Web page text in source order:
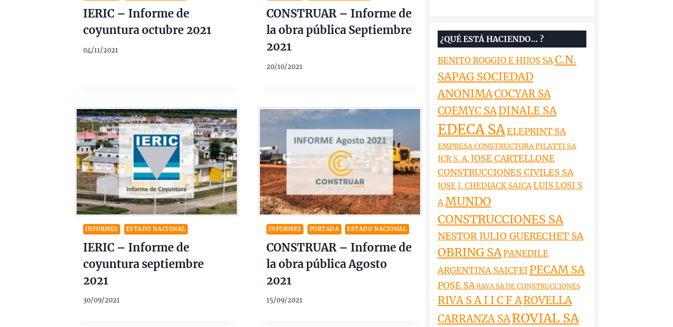
IERIC – Informe de
coyuntura octubre 2021
04/11/2021
CONSTRUAR – Informe de
la obra pública Septiembre
2021
20/10/2021
INFORMES ESTADO NACIONAL
IERIC – Informe de
coyuntura septiembre
2021
30/09/2021
INFORMES PORTADA ESTADO NACIONAL
CONSTRUAR – Informe de
la obra pública Agosto
2021
15/09/2021
¿QUÉ ESTÁ HACIENDO… ?
BENITO ROGGIO E HIJOS SAC.N.
SAPAG SOCIEDAD
ANONIMACOCYAR SA
COEMYC SADINALE SA
EDECA SAELEPRINT SA
EMPRESA CONSTRUCTORA PILATTI SA
JCR S. A.JOSE CARTELLONE
CONSTRUCCIONES CIVILES SA
JOSE J. CHEDIACK SAICALUIS LOSI S
AMUNDO
CONSTRUCCIONES SA
NESTOR JULIO GUERECHET SA
OBRING SAPANEDILE
ARGENTINA SAICFEI PECAM SA
POSE SARAVA SA DE CONSTRUCCIONES
RIVA S A I I C F AROVELLA
CARRANZA SAROVIAL SA